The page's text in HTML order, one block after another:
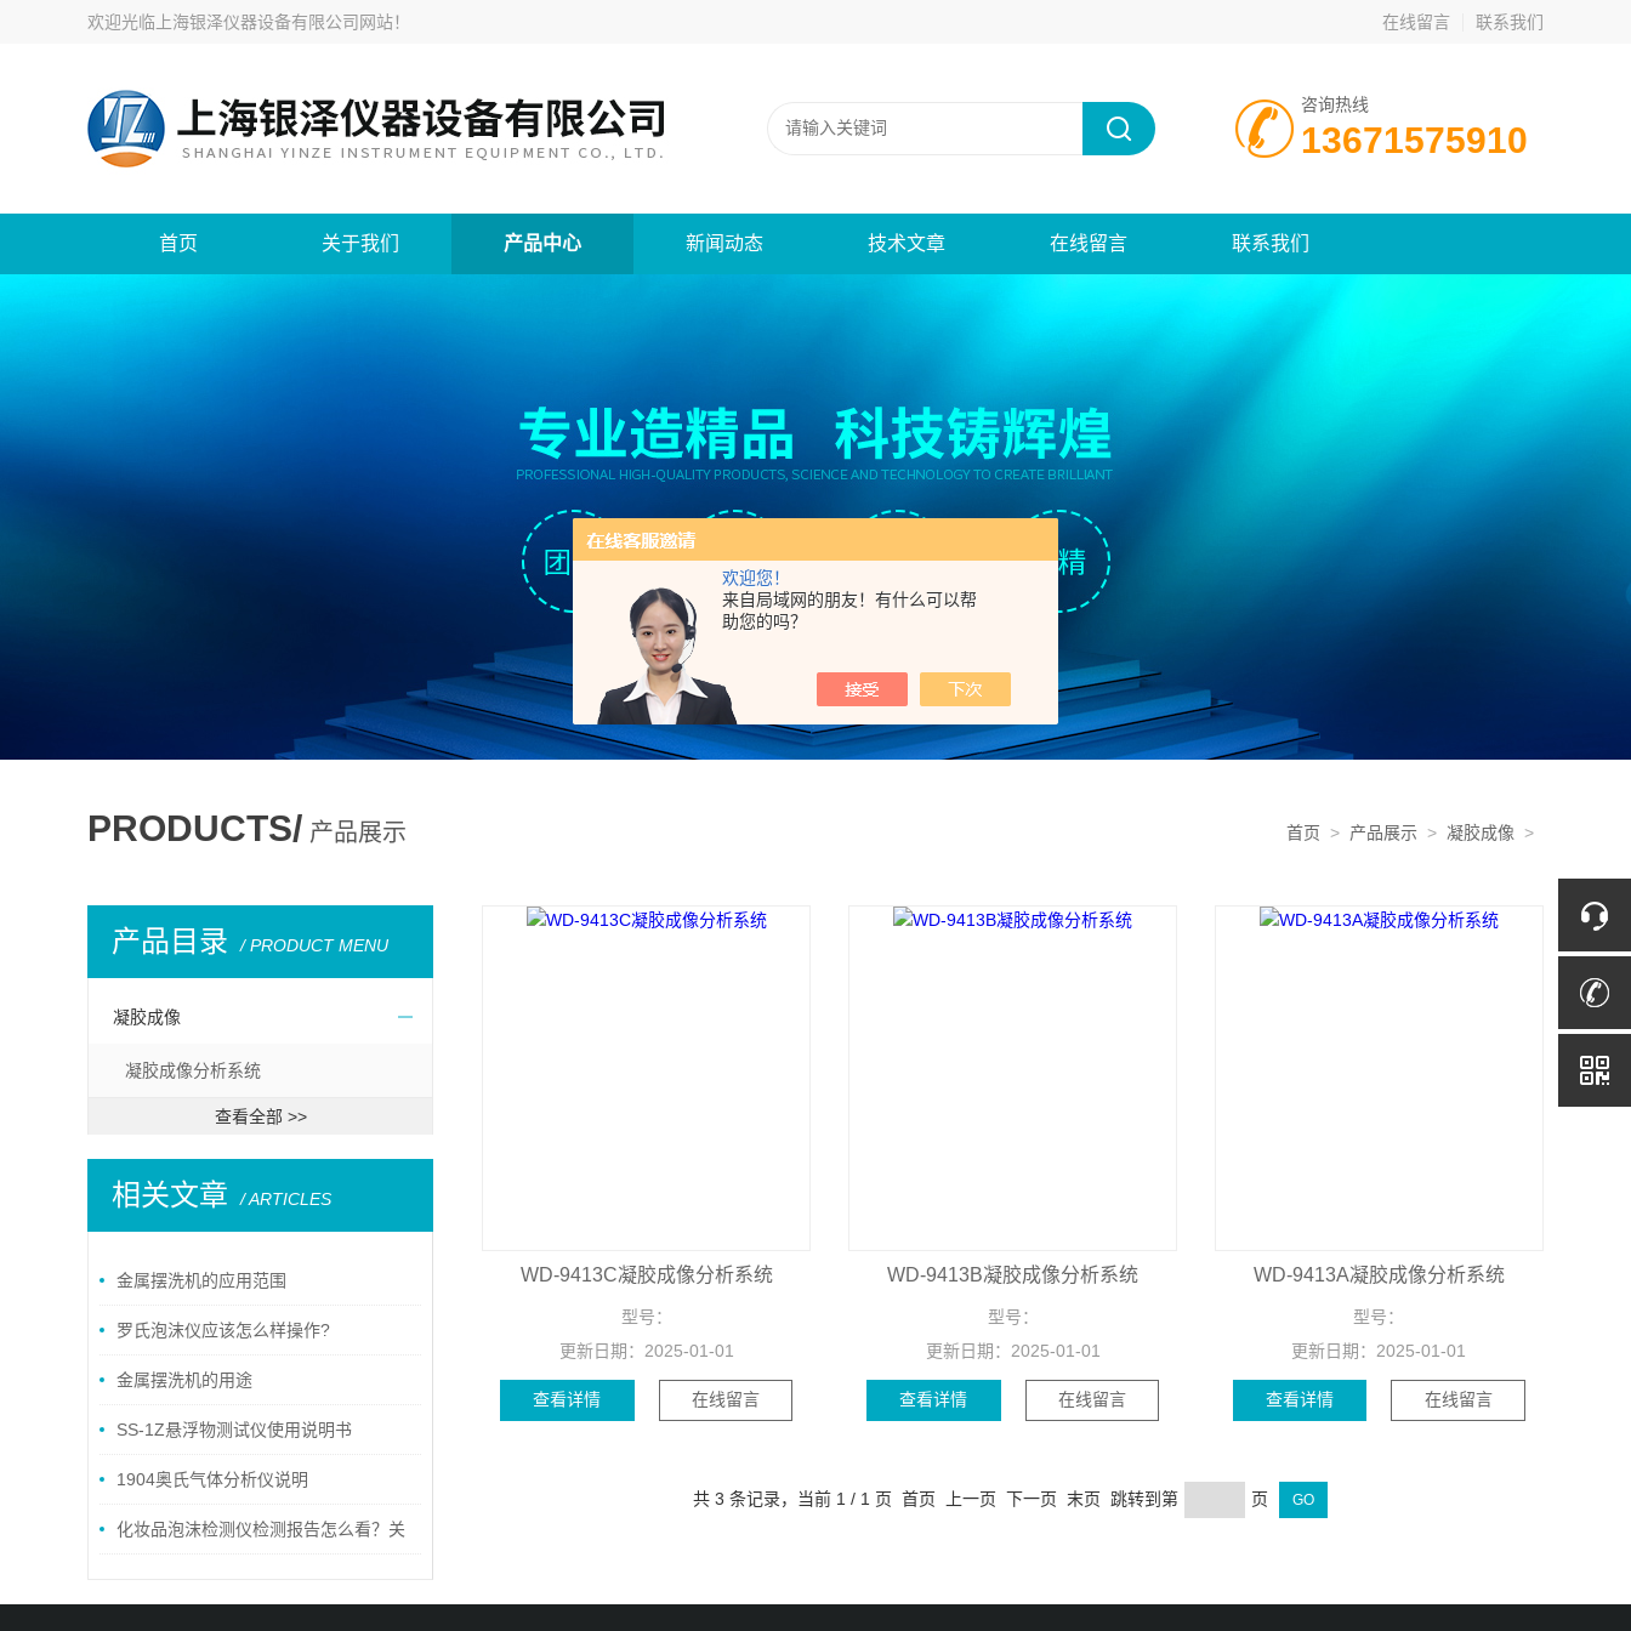
欢迎您！
来自局域网的朋友！有什么可以帮
助您的吗？
欢迎光临 上海银泽仪器设备有限公司网站！ 在线留言 联系我们
咨询热线
13671575910
首页 关于我们 产品中心 新闻动态 技术文章 在线留言 联系我们
PRODUCTS/ 产品展示 首页 > 产品展示 > 凝胶成像 >
产品目录 / PRODUCT MENU
凝胶成像
凝胶成像分析系统
查看全部 >>
相关文章 / ARTICLES
金属摆洗机的应用范围
罗氏泡沫仪应该怎么样操作?
金属摆洗机的用途
SS-1Z悬浮物测试仪使用说明书
1904奥氏气体分析仪说明
化妆品泡沫检测仪检测报告怎么看？关
WD-9413C凝胶成像分析系统
型号：
更新日期： 2025-01-01
查看详情 在线留言
WD-9413B凝胶成像分析系统
型号：
更新日期： 2025-01-01
查看详情 在线留言
WD-9413A凝胶成像分析系统
型号：
更新日期： 2025-01-01
查看详情 在线留言
共 3 条记录，当前 1 / 1 页 首页 上一页 下一页 末页 跳转到第 页